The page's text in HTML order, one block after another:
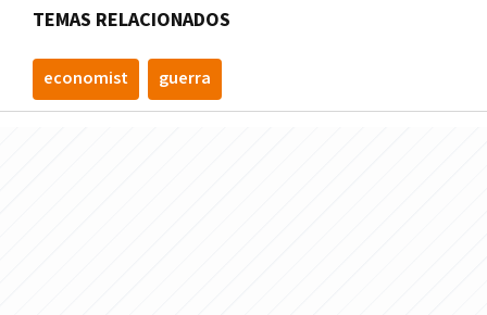
TEMAS RELACIONADOS
economist guerra